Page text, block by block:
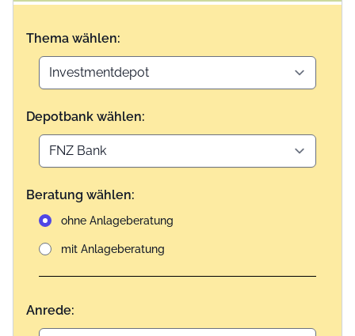
Thema wählen:
Depotbank wählen:
Beratung wählen:
ohne Anlageberatung
mit Anlageberatung
Anrede: